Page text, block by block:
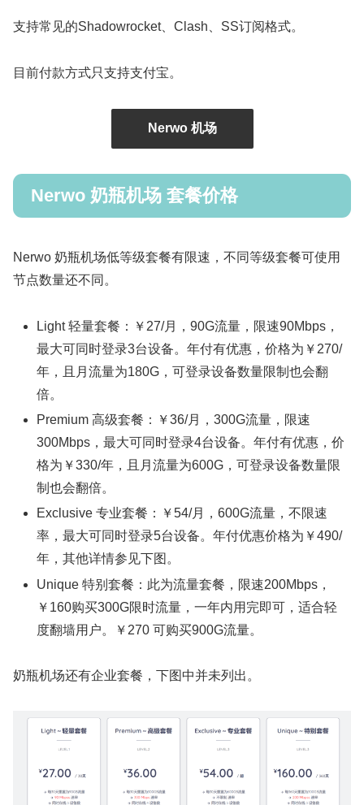
支持常见的Shadowrocket、Clash、SS订阅格式。
目前付款方式只支持支付宝。
Nerwo 机场
Nerwo 奶瓶机场 套餐价格
Nerwo 奶瓶机场低等级套餐有限速，不同等级套餐可使用
节点数量还不同。
Light 轻量套餐：￥27/月，90G流量，限速90Mbps，
最大可同时登录3台设备。年付有优惠，价格为￥270/
年，且月流量为180G，可登录设备数量限制也会翻
倍。
Premium 高级套餐：￥36/月，300G流量，限速
300Mbps，最大可同时登录4台设备。年付有优惠，价
格为￥330/年，且月流量为600G，可登录设备数量限
制也会翻倍。
Exclusive 专业套餐：￥54/月，600G流量，不限速
率，最大可同时登录5台设备。年付优惠价格为￥490/
年，其他详情参见下图。
Unique 特别套餐：此为流量套餐，限速200Mbps，
￥160购买300G限时流量，一年内用完即可，适合轻
度翻墙用户。￥270 可购买900G流量。
奶瓶机场还有企业套餐，下图中并未列出。